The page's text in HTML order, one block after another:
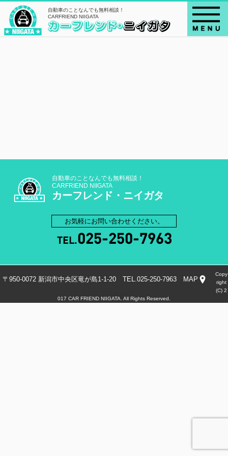
自動車のことなんでも無料相談！
CARFRIEND NIIGATA
自動車のことなんでも無料相談！
CARFRIEND NIIGATA
カーフレンド・ニイガタ
お気軽にお問い合わせください。
〒950-0072 新潟市中央区竜が島1-1-20 TEL.025-250-7963 MAP
Copy
right
(C) 2
017 CAR FRIEND NIIGATA. All Rights Reserved.